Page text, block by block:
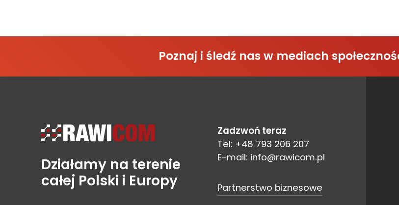
Poznaj i śledź nas w mediach
Działamy na terenie
całej Polski i Europy
Zadzwoń teraz
Tel: +48 793 206 207
E-mail: info@rawicom.pl
Partnerstwo biznesowe